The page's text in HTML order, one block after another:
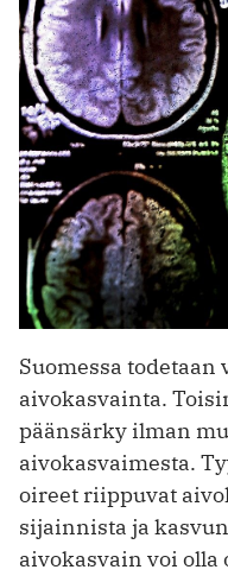
Suomessa
aivokasvainta.
päänsärky ilman
aivokasvaimesta.
oireet riippuvat
sijainnista ja
aivokasvain voi olla